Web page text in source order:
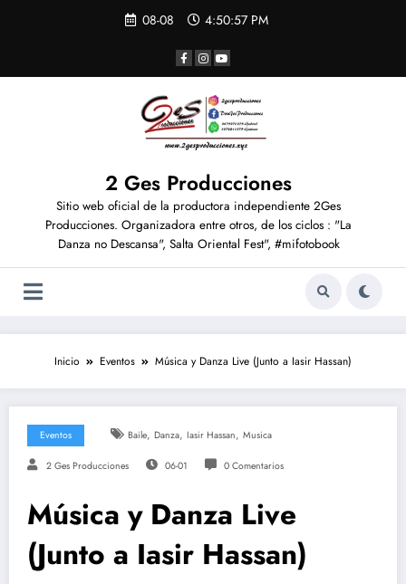
08-08 4:50:59 PM
2 Ges Producciones
Sitio web oficial de la productora independiente 2Ges
Producciones. Organizadora entre otros, de los ciclos : "La
Danza no Descansa", Salta Oriental Fest", #mifotobook
Inicio Eventos Música y Danza Live (Junto a Iasir Hassan)
Eventos Baile, Danza, Iasir Hassan, Musica
2 Ges Producciones 06-01 0 Comentarios
Música y Danza Live
(Junto a Iasir Hassan)